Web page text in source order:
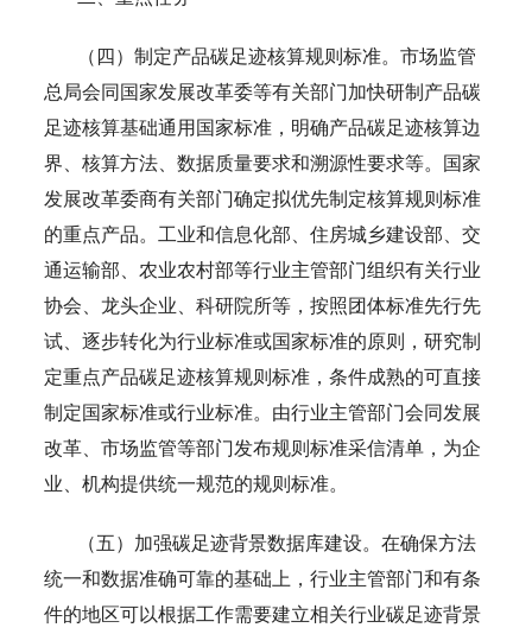
（四）制定产品碳足迹核算规则标准。市场监管
总局会同国家发展改革委等有关部门加快研制产品碳
足迹核算基础通用国家标准，明确产品碳足迹核算边
界、核算方法、数据质量要求和溯源性要求等。国家
发展改革委商有关部门确定拟优先制定核算规则标准
的重点产品。工业和信息化部、住房城乡建设部、交
通运输部、农业农村部等行业主管部门组织有关行业
协会、龙头企业、科研院所等，按照团体标准先行先
试、逐步转化为行业标准或国家标准的原则，研究制
定重点产品碳足迹核算规则标准，条件成熟的可直接
制定国家标准或行业标准。由行业主管部门会同发展
改革、市场监管等部门发布规则标准采信清单，为企
业、机构提供统一规范的规则标准。
（五）加强碳足迹背景数据库建设。在确保方法
统一和数据准确可靠的基础上，行业主管部门和有条
件的地区可以根据工作需要建立相关行业碳足迹背景